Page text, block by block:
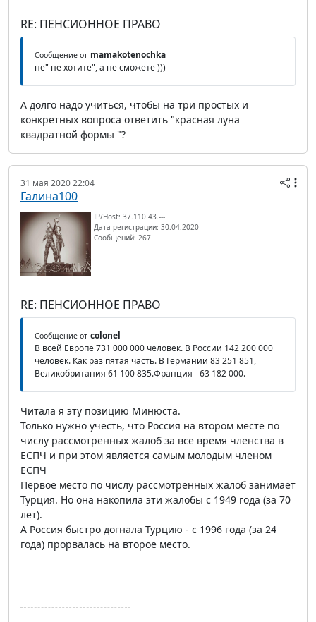
RE: ПЕНСИОННОЕ ПРАВО
Сообщение от mamakotenochka
не" не хотите", а не сможете )))
А долго надо учиться, чтобы на три простых и
конкретных вопроса ответить "красная луна
квадратной формы "?
31 мая 2020 22:04
Галина100
IP/Host: 37.110.43.---
Дата регистрации: 30.04.2020
Сообщений: 267
RE: ПЕНСИОННОЕ ПРАВО
Сообщение от colonel
В всей Европе 731 000 000 человек. В России 142 200 000
человек. Как раз пятая часть. В Германии 83 251 851,
Великобритания 61 100 835.Франция - 63 182 000.
Читала я эту позицию Минюста.
Только нужно учесть, что Россия на втором месте по
числу рассмотренных жалоб за все время членства в
ЕСПЧ и при этом является самым молодым членом
ЕСПЧ
Первое место по числу рассмотренных жалоб занимает
Турция. Но она накопила эти жалобы с 1949 года (за 70
лет).
А Россия быстро догнала Турцию - с 1996 года (за 24
года) прорвалась на второе место.